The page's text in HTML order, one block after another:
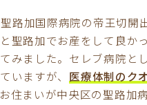
路加国際病院の帝王切開
聖路加でお産をして良か
みました。セレブ病院と
いますが、 医療体制のク
住まいが中央区の聖路加